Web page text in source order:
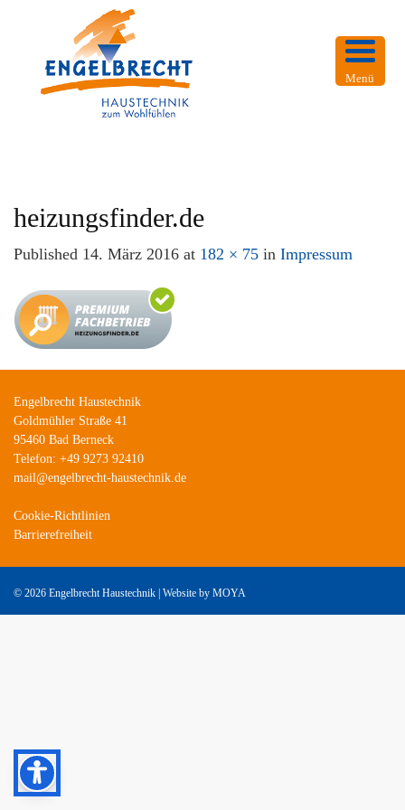
heizungsfinder.de
Published 14. März 2016 at 182 × 75 in Impressum
Engelbrecht Haustechnik
Goldmühler Straße 41
95460 Bad Berneck
Telefon: +49 9273 92410
mail@engelbrecht-haustechnik.de
Cookie-Richtlinien
Barrierefreiheit
© 2026 Engelbrecht Haustechnik | Website by MOYA
Menü